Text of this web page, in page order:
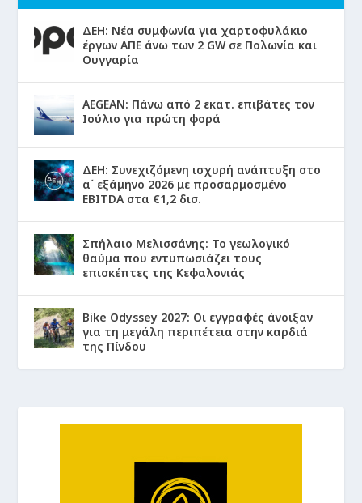
ΔΕΗ: Νέα συμφωνία για χαρτοφυλάκιο
έργων ΑΠΕ άνω των 2 GW σε Πολωνία και
Ουγγαρία
AEGEAN: Πάνω από 2 εκατ. επιβάτες τον
Ιούλιο για πρώτη φορά
ΔΕΗ: Συνεχιζόμενη ισχυρή ανάπτυξη στο
α΄ εξάμηνο 2026 με προσαρμοσμένο
EBITDA στα €1,2 δισ.
Σπήλαιο Μελισσάνης: Το γεωλογικό
θαύμα που εντυπωσιάζει τους
επισκέπτες της Κεφαλονιάς
Bike Odyssey 2027: Οι εγγραφές άνοιξαν
για τη μεγάλη περιπέτεια στην καρδιά
της Πίνδου